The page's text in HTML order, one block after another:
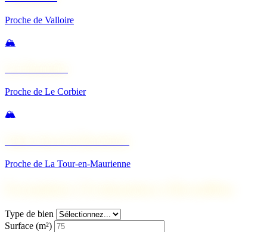
Proche de Valloire
🏔️
Proche de Le Corbier
🏔️
Proche de La Tour-en-Maurienne
Type de bien
Surface (m²)